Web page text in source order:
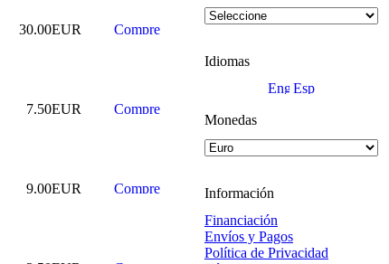
30.00EUR
7.50EUR
9.00EUR
Idiomas
Monedas
Información
Financiación
Envíos y Pagos
Política de Privacidad